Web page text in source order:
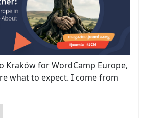
Kraków for WordCamp Europe,
what to expect. I come from